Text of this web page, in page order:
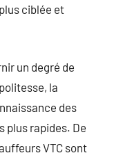
ciblée et
un degré de
la
des
plus rapides. De
VTC sont